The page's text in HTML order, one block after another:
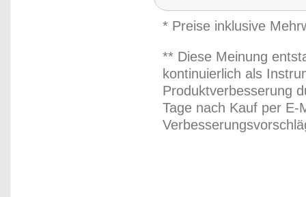
* Preise inklusive
** Diese Meinung
kontinuierlich als
Produktverbesserung
Tage nach Kauf per E-